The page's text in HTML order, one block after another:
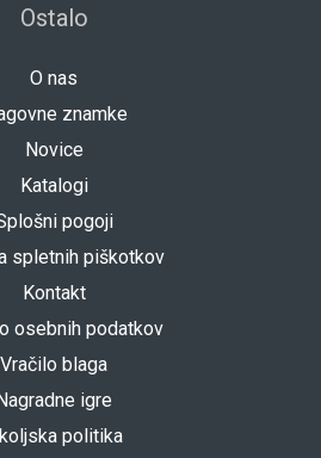
Ostalo
O nas
znamke
Novice
Katalogi
pogoji
spletnih piškotkov
Kontakt
osebnih podatkov
Vračilo blaga
igre
politika